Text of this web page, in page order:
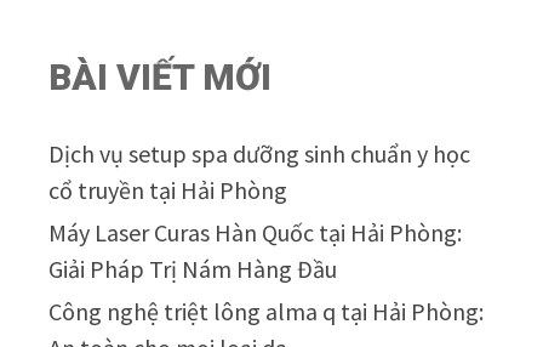
BÀI VIẾT MỚI
Dịch vụ setup spa dưỡng sinh chuẩn y học
cổ truyền tại Hải Phòng
Máy Laser Curas Hàn Quốc tại Hải Phòng:
Giải Pháp Trị Nám Hàng Đầu
Công nghệ triệt lông alma q tại Hải Phòng: